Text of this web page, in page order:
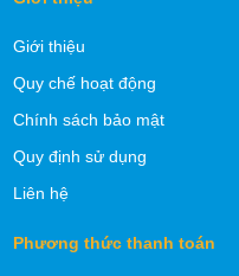
Giới thiệu
Quy chế hoạt động
Chính sách bảo mật
Quy định sử dụng
Liên hệ
Phương thức thanh toán